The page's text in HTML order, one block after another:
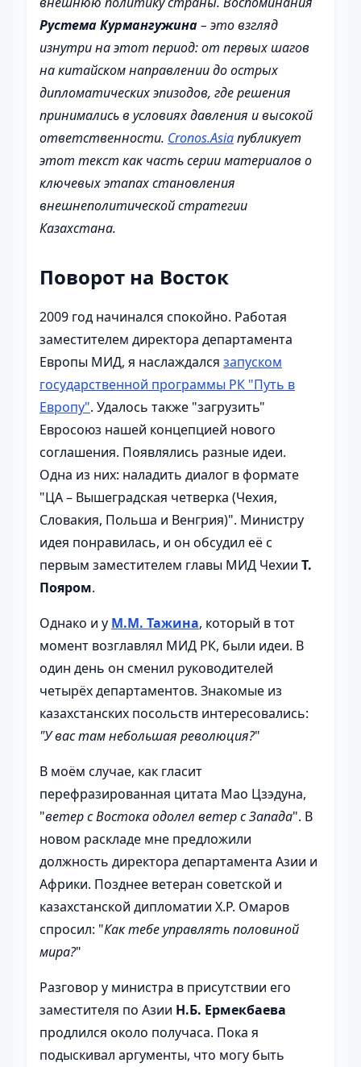
Рустема Курмангужина– это взгляд
изнутри на этот период: от первых шагов
на китайском направлении до острых
дипломатических эпизодов, где решения
принимались в условиях давления и высокой
ответственности. Cronos.Asiaпубликует
этот текст как часть серии материалов о
ключевых этапах становления
внешнеполитической стратегии
Казахстана.
Поворот на Восток
2009 год начинался спокойно. Работая
заместителем директора департамента
Европы МИД, я наслаждался запуском
государственной программы РК "Путь в
Европу". Удалось также "загрузить"
Евросоюз нашей концепцией нового
соглашения. Появлялись разные идеи.
Одна из них: наладить диалог в формате
"ЦА – Вышеградская четверка (Чехия,
Словакия, Польша и Венгрия)". Министру
идея понравилась, и он обсудил её с
первым заместителем главы МИД Чехии Т.
Пояром.
Однако и у М.М. Тажина, который в тот
момент возглавлял МИД РК, были идеи. В
один день он сменил руководителей
четырёх департаментов. Знакомые из
казахстанских посольств интересовались:
"У вас там небольшая революция?"
В моём случае, как гласит
перефразированная цитата Мао Цзэдуна,
"ветер с Востока одолел ветер с Запада". В
новом раскладе мне предложили
должность директора департамента Азии и
Африки. Позднее ветеран советской и
казахстанской дипломатии Х.Р. Омаров
спросил: "Как тебе управлять половиной
мира?"
Разговор у министра в присутствии его
заместителя по Азии Н.Б. Ермекбаева
продлился около получаса. Пока я
подыскивал аргументы, что могу быть